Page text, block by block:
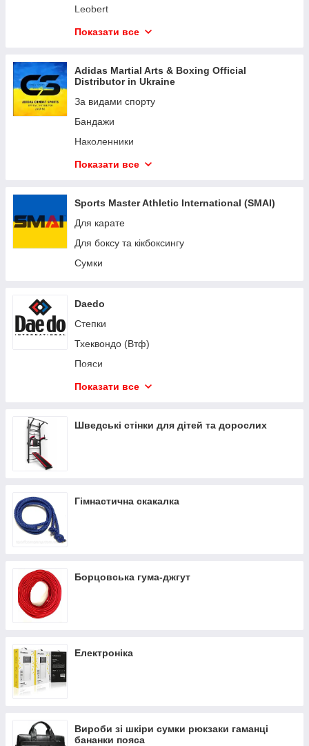
Велорукавиці та для інвалідного візка
Шкіряні рукавички
Українська символіка, екошопери
Товарі для дому
Leobert
York Fitness
Outtec
Hop-Sport німецький бренд спортивного
обладнання
Trex Sport
DiVolio
Показати все
Adidas Martial Arts & Boxing Official
Distributor in Ukraine
За видами спорту
Бандажи
Наколенники
Манекены для единоборств
Тренировочное кимоно
Бокс
Джіу-Джітсу
Кікбоксинг
Капи захисні для боксу та єдиноборств
Сумки та рюкзаки спортивні
Пояси для кімоно
Карате захисне екіпірування кімоно
Лапы пэды тай пады ударные для бокса и
единоборств
Дзюдо кімоно захоплення
Показати все
Sports Master Athletic International (SMAI)
Для карате
Для боксу та кікбоксингу
Сумки
Daedo
Степки
Тхеквондо (Втф)
Пояси
Карате
Кімоно для дзюдо
Показати все
Шведські стінки для дітей та дорослих
Гімнастична скакалка
Борцовська гума-джгут
Електроніка
Вироби зі шкіри сумки рюкзаки гаманці
бананки пояса